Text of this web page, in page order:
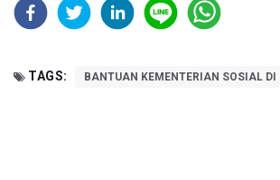
TAGS: BANTUAN KEMENTERIAN SOSIAL DI